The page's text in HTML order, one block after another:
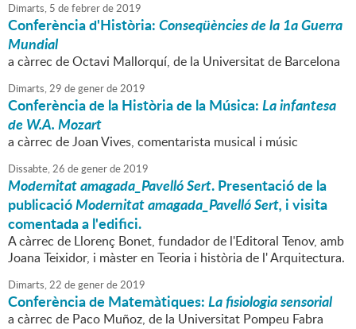
Dimarts, 5 defebrerde2019
Conferència d'Història:Conseqüències de la 1a Guerra
Mundial
a càrrec de Octavi Mallorquí, de la Universitat de Barcelona
Dimarts,29 degenerde2019
Conferència de la Història de la Música:La infantesa
de W.A. Mozart
a càrrec de Joan Vives, comentarista musical i músic
Dissabte,26 degenerde2019
Modernitat amagada_Pavelló Sert. Presentació de la
publicacióModernitat amagada_Pavelló Sert,i visita
comentada a l'edifici.
A càrrec de Llorenç Bonet, fundador de l'Editoral Tenov, amb
Joana Teixidor, i màster en Teoria i història de l' Arquitectura.
Dimarts,22 degenerde2019
Conferència de Matemàtiques:La fisiologia sensorial
a càrrec de Paco Muñoz, de la Universitat Pompeu Fabra